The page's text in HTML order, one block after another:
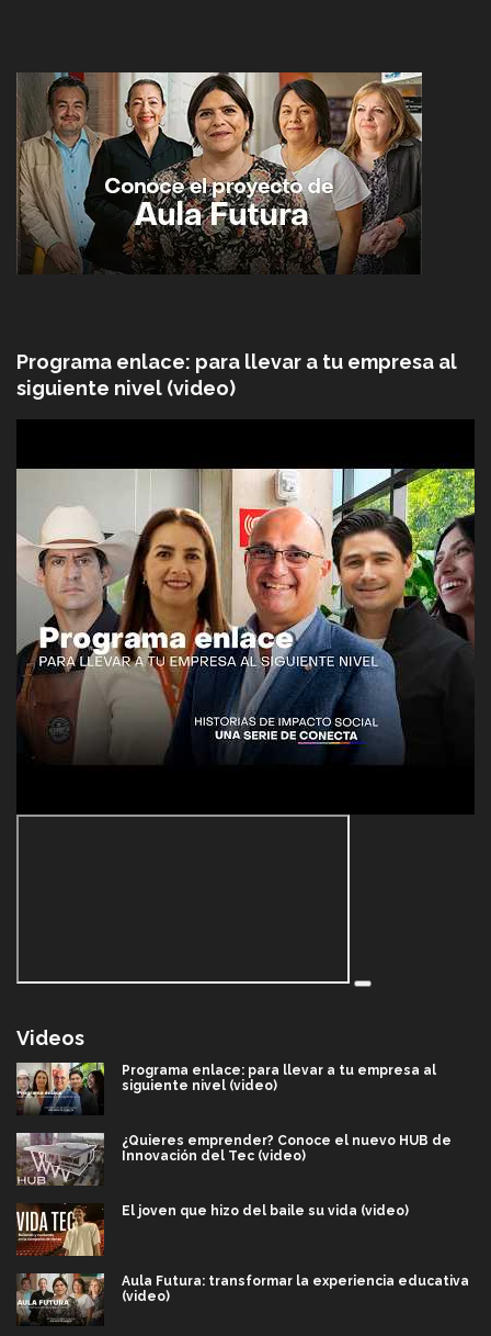
Programa enlace: para llevar a tu empresa al
siguiente nivel (video)
Videos
Programa enlace: para llevar a tu empresa al
siguiente nivel (video)
¿Quieres emprender? Conoce el nuevo HUB de
Innovación del Tec (video)
El joven que hizo del baile su vida (video)
Aula Futura: transformar la experiencia educativa
(video)